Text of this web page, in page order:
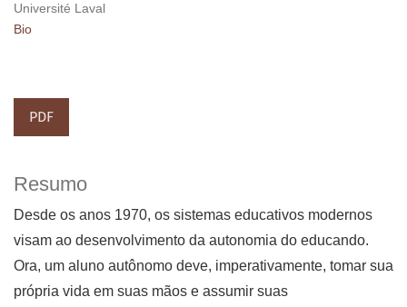
Université Laval
Bio
PDF
Resumo
Desde os anos 1970, os sistemas educativos modernos
visam ao desenvolvimento da autonomia do educando.
Ora, um aluno autônomo deve, imperativamente, tomar sua
própria vida em suas mãos e assumir suas